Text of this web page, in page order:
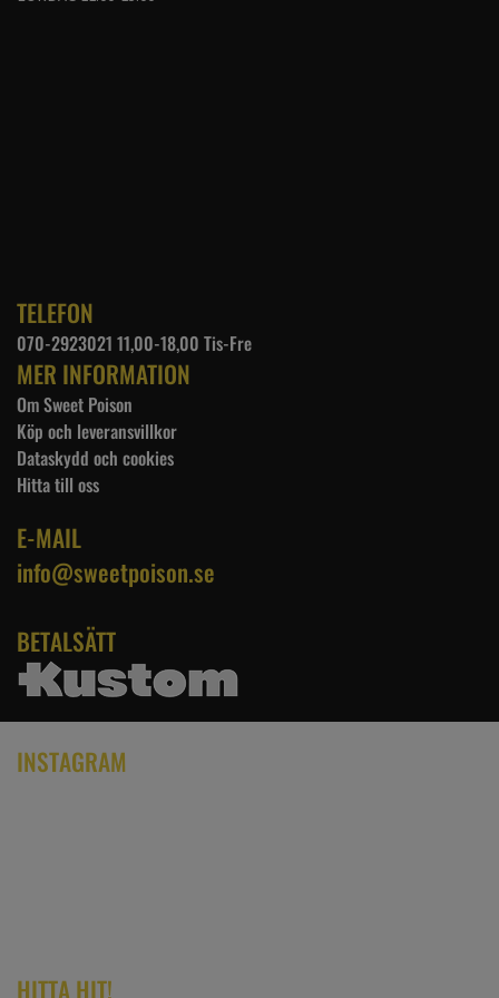
TELEFON
070-2923021 11,00-18,00 Tis-Fre
MER INFORMATION
Om Sweet Poison
Köp och leveransvillkor
Dataskydd och cookies
Hitta till oss
E-MAIL
info@sweetpoison.se
BETALSÄTT
INSTAGRAM
HITTA HIT!